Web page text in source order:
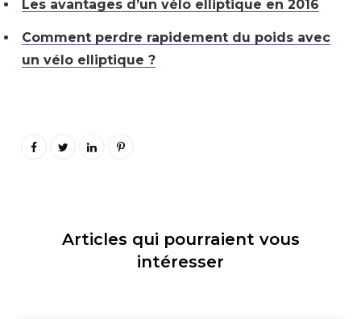
Les avantages d’un vélo elliptique en 2016
Comment perdre rapidement du poids avec
un vélo elliptique ?
Articles qui pourraient vous
intéresser